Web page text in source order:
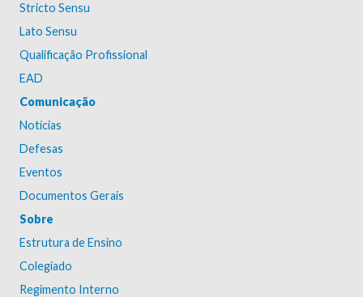
Stricto Sensu
Lato Sensu
Qualificação Profissional
EAD
Comunicação
Notícias
Defesas
Eventos
Documentos Gerais
Sobre
Estrutura de Ensino
Colegiado
Regimento Interno